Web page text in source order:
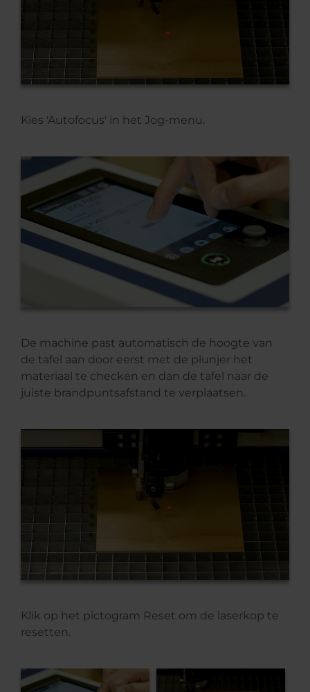
Kies 'Autofocus' in het Jog-menu.
De machine past automatisch de hoogte van
de tafel aan door eerst met de plunjer het
materiaal te checken en dan de tafel naar de
juiste brandpuntsafstand te verplaatsen.
Klik op het pictogram Reset om de laserkop te
resetten.